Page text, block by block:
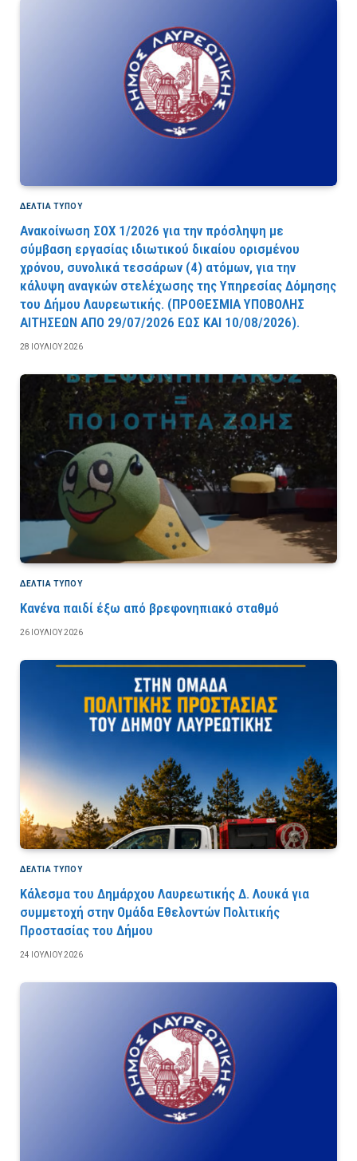
ΔΕΛΤΙΑ ΤΥΠΟΥ
Ανακοίνωση ΣΟΧ 1/2026 για την πρόσληψη με
σύμβαση εργασίας ιδιωτικού δικαίου ορισμένου
χρόνου, συνολικά τεσσάρων (4) ατόμων, για την
κάλυψη αναγκών στελέχωσης της Υπηρεσίας Δόμησης
του Δήμου Λαυρεωτικής. (ΠPOΘEΣMIA YΠOBOΛHΣ
AITHΣEΩN AΠO 29/07/2026 EΩΣ KAI 10/08/2026).
28 ΙΟΥΛΊΟΥ 2026
ΔΕΛΤΙΑ ΤΥΠΟΥ
Κανένα παιδί έξω από βρεφονηπιακό σταθμό
26 ΙΟΥΛΊΟΥ 2026
ΔΕΛΤΙΑ ΤΥΠΟΥ
Κάλεσμα του Δημάρχου Λαυρεωτικής Δ. Λουκά για
συμμετοχή στην Ομάδα Εθελοντών Πολιτικής
Προστασίας του Δήμου
24 ΙΟΥΛΊΟΥ 2026